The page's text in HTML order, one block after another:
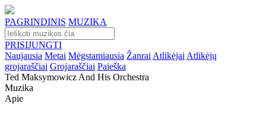
PAGRINDINIS MUZIKA
PRISIJUNGTI
Naujausia Metai Mėgstamiausia Žanrai Atlikėjai Atlikėjų
grojaraščiai Grojaraščiai Paieška
Ted Maksymowicz And His Orchestra
Muzika
Apie